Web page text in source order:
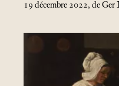
19 décembre 2022, de